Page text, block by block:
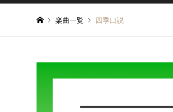
楽曲一覧 四季口説